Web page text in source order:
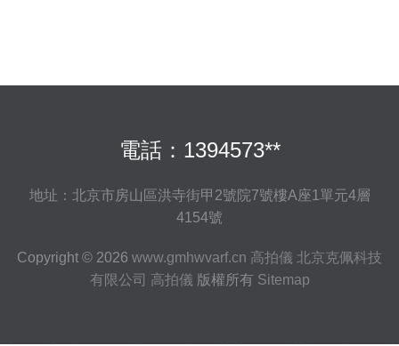
電話：1394573**
地址：北京市房山區洪寺街甲2號院7號樓A座1單元4層
4154號
Copyright © 2026 www.gmhwvarf.cn 高拍儀 北京克佩科技
有限公司 高拍儀 版權所有 Sitemap